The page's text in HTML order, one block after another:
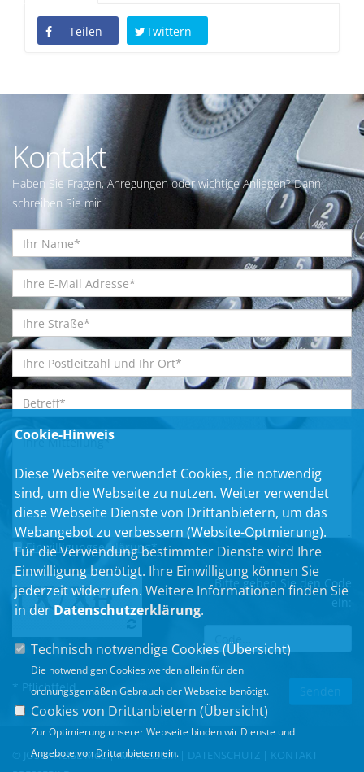
Teilen Twittern
Kontakt
Haben Sie Fragen, Anregungen oder wichtige Anliegen? Dann
schreiben Sie mir!
Einwilligungserklärung*
Bitte geben Sie den Code
ein:
* Pflichtfeld
© JOSEF HEISL MdL |IMPRESSUM| DATENSCHUTZ KONTAKT
Cookie-Hinweis
Diese Webseite verwendet Cookies, die notwendig
sind, um die Webseite zu nutzen. Weiter verwendet
diese Webseite Dienste von Drittanbietern, um das
Webangebot zu verbessern (Website-Optmierung).
Für die Verwendung bestimmter Dienste wird Ihre
Einwilligung benötigt. Ihre Einwilligung können Sie
jederzeit widerrufen. Weitere Informationen finden Sie
in der Datenschutzerklärung.
Technisch notwendige Cookies (Übersicht)
Die notwendigen Cookies werden allein für den
ordnungsgemäßen Gebrauch der Webseite benötigt.
Cookies von Drittanbietern (Übersicht)
Zur Optimierung unserer Webseite binden wir Dienste und
Angebote von Drittanbietern ein.